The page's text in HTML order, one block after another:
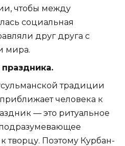
чтобы между
социальная
друг друга с
мира.
традиции
человека к
— это ритуальное
творцу. Поэтому Курбан-